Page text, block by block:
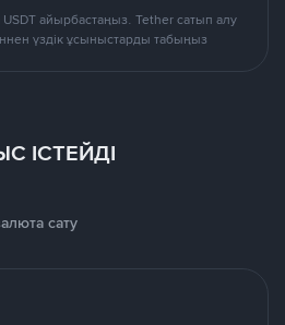
айырбастаңыз. Tether сатып алу
үздік ұсыныстарды табыңыз
ІСТЕЙДІ
сату